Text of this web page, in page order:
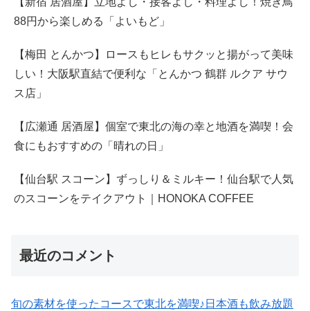
88円から楽しめる「よいもど」
【梅田 とんかつ】ロースもヒレもサクッと揚がって美味
しい！大阪駅直結で便利な「とんかつ 鶴群 ルクア サウ
ス店」
【広瀬通 居酒屋】個室で東北の海の幸と地酒を満喫！会
食にもおすすめの「晴れの日」
【仙台駅 スコーン】ずっしり＆ミルキー！仙台駅で人気
のスコーンをテイクアウト｜HONOKA COFFEE
最近のコメント
旬の素材を使ったコースで東北を満喫♪日本酒も飲み放題